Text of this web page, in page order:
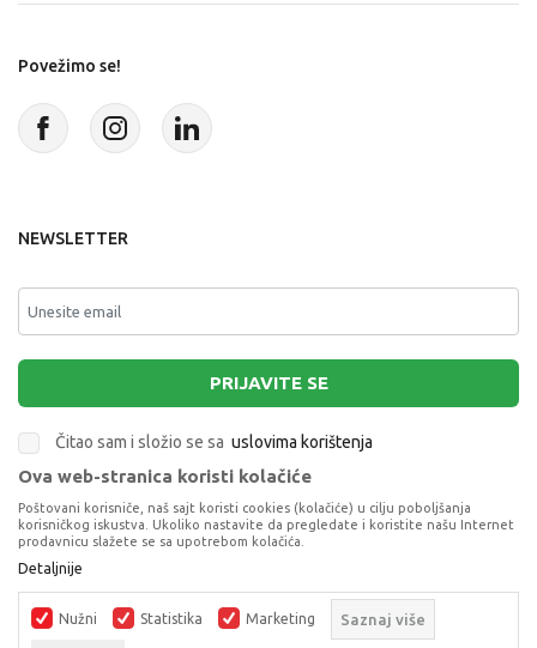
Povežimo se!
NEWSLETTER
PRIJAVITE SE
Čitao sam i složio se sa uslovima korištenja
Terms of Service
apply.
Ova web-stranica koristi kolačiće
Poštovani korisniče, naš sajt koristi cookies (kolačiće) u cilju poboljšanja
korisničkog iskustva. Ukoliko nastavite da pregledate i koristite našu Internet
prodavnicu slažete se sa upotrebom kolačića.
Detaljnije
Nužni Statistika Marketing Saznaj više